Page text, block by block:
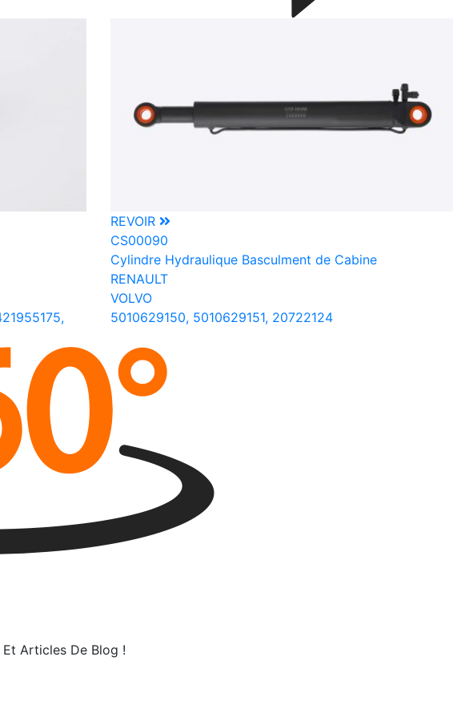
REVOIR
CS00090
Cylindre Hydraulique Basculment de Cabine
RENAULT
VOLVO
5010629150, 5010629151, 20722124
Articles De Blog !